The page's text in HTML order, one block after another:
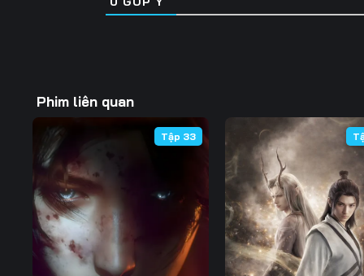
Tập 99 Tập 100 Tập 101
Tập 108
Tập 113 Tập 115
Tập 120 Tập 121 Tập 122
Tập 127 Tập 128 Tập 129
Phim liên quan
Tập 33